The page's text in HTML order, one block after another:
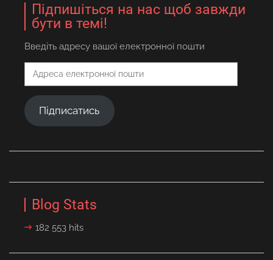
Підпишіться на нас щоб завжди
бути в темі!
Введіть адресу вашої електронної пошти
Адреса
електронної
пошти
Підписатись
Blog Stats
182 553 hits